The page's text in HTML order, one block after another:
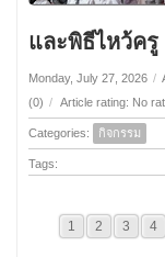
และพิธีไหว้ครู
Monday, July 27, 2026 /
(0) / Article rating: No
Categories: กิจกรรม
Tags:
1 2 3 4